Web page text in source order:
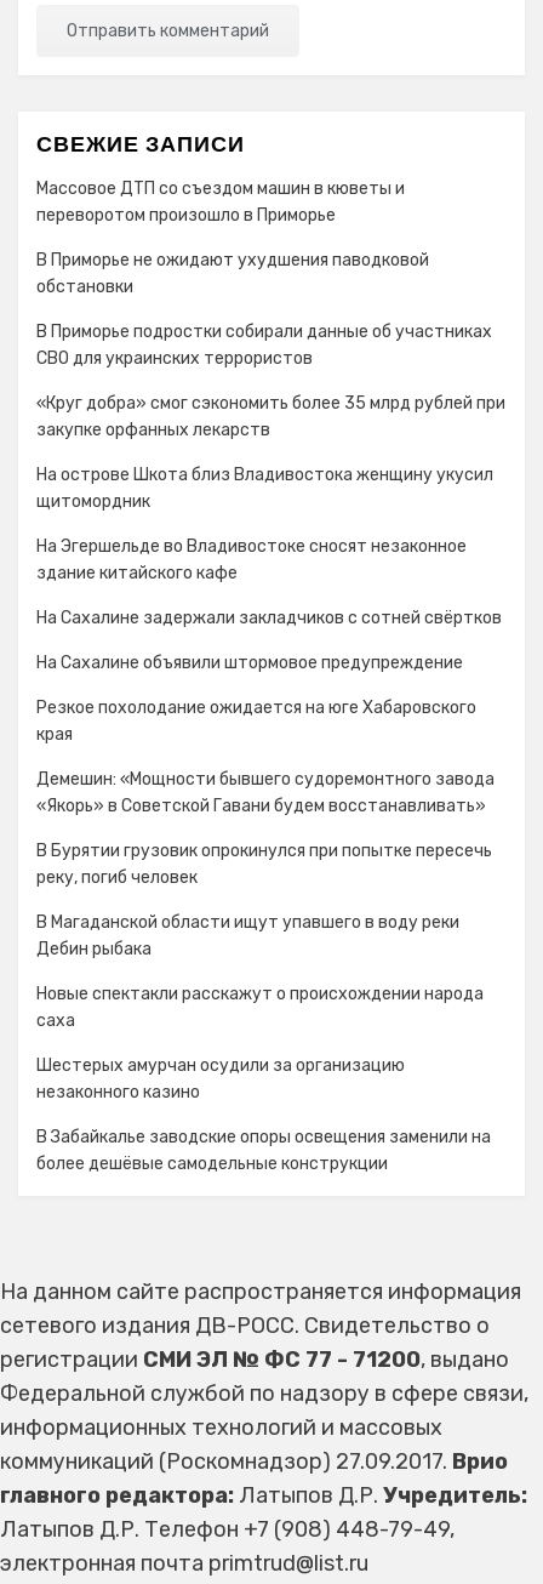
СВЕЖИЕ ЗАПИСИ
Массовое ДТП со съездом машин в кюветы и
переворотом произошло в Приморье
В Приморье не ожидают ухудшения паводковой
обстановки
В Приморье подростки собирали данные об участниках
СВО для украинских террористов
«Круг добра» смог сэкономить более 35 млрд рублей при
закупке орфанных лекарств
На острове Шкота близ Владивостока женщину укусил
щитомордник
На Эгершельде во Владивостоке сносят незаконное
здание китайского кафе
На Сахалине задержали закладчиков с сотней свёртков
На Сахалине объявили штормовое предупреждение
Резкое похолодание ожидается на юге Хабаровского
края
Демешин: «Мощности бывшего судоремонтного завода
«Якорь» в Советской Гавани будем восстанавливать»
В Бурятии грузовик опрокинулся при попытке пересечь
реку, погиб человек
В Магаданской области ищут упавшего в воду реки
Дебин рыбака
Новые спектакли расскажут о происхождении народа
cаха
Шестерых амурчан осудили за организацию
незаконного казино
В Забайкалье заводские опоры освещения заменили на
более дешёвые самодельные конструкции
На данном сайте распространяется информация
сетевого издания ДВ-РОСС. Свидетельство о
регистрации СМИ ЭЛ № ФС 77 - 71200, выдано
Федеральной службой по надзору в сфере связи,
информационных технологий и массовых
коммуникаций (Роскомнадзор) 27.09.2017. Врио
главного редактора: Латыпов Д.Р. Учредитель:
Латыпов Д.Р. Телефон +7 (908) 448-79-49,
электронная почта primtrud@list.ru